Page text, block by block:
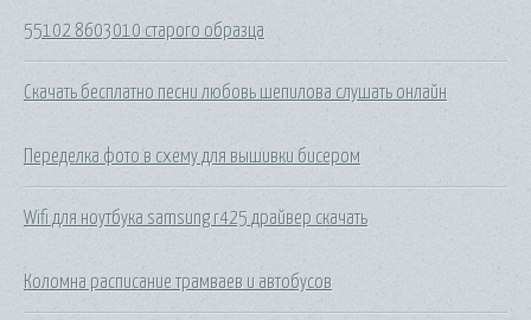
55102 8603010 старого образца
Скачать бесплатно песни любовь шепилова слушать онлайн
Переделка фото в схему для вышивки бисером
Wifi для ноутбука samsung r425 драйвер скачать
Коломна расписание трамваев и автобусов